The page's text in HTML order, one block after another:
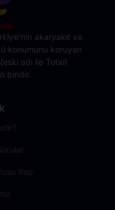
akaryakıt ve
konumunu koruyan
adı ile Total)
biridir.
Yap